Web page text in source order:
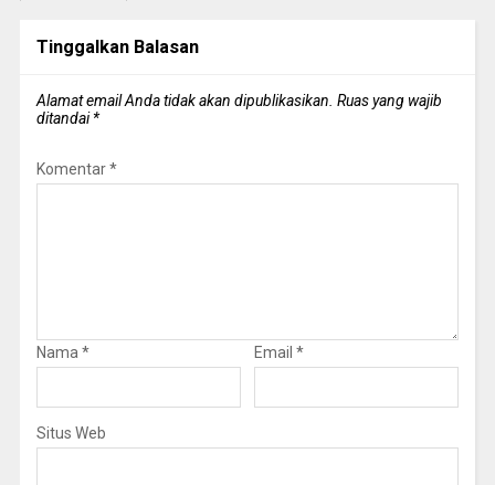
Tinggalkan Balasan
Alamat email Anda tidak akan dipublikasikan. Ruas yang wajib
ditandai*
Komentar*
Nama* Email *
Situs Web